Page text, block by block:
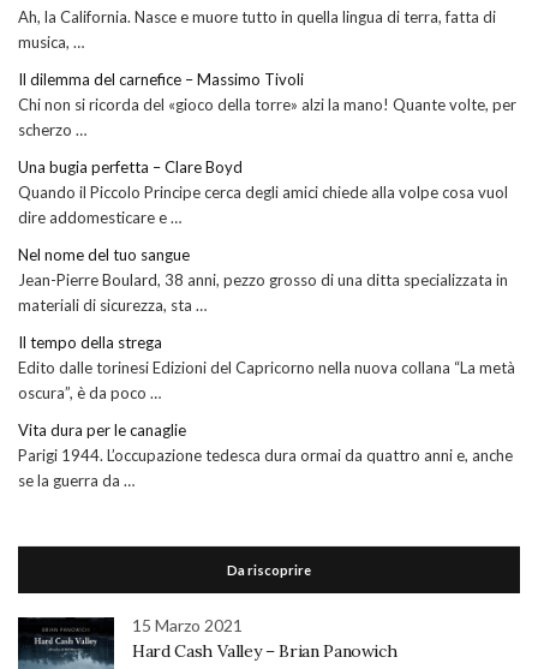
Ah, la California. Nasce e muore tutto in quella lingua di terra, fatta di
musica, …
Il dilemma del carnefice – Massimo Tivoli
Chi non si ricorda del «gioco della torre» alzi la mano! Quante volte, per
scherzo …
Una bugia perfetta – Clare Boyd
Quando il Piccolo Principe cerca degli amici chiede alla volpe cosa vuol
dire addomesticare e …
Nel nome del tuo sangue
Jean-Pierre Boulard, 38 anni, pezzo grosso di una ditta specializzata in
materiali di sicurezza, sta …
Il tempo della strega
Edito dalle torinesi Edizioni del Capricorno nella nuova collana “La metà
oscura”, è da poco …
Vita dura per le canaglie
Parigi 1944. L’occupazione tedesca dura ormai da quattro anni e, anche
se la guerra da …
Da riscoprire
15 Marzo 2021
Hard Cash Valley – Brian Panowich